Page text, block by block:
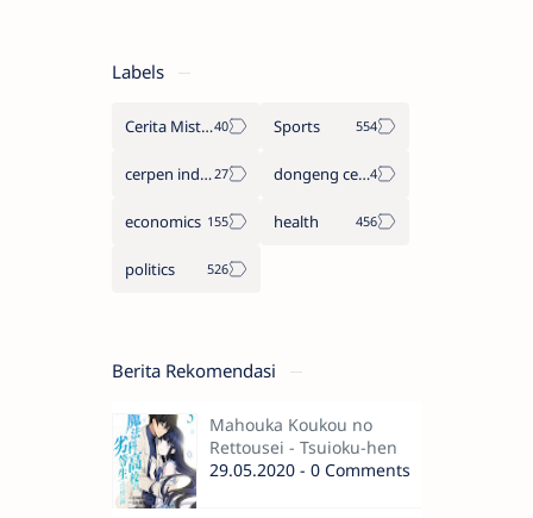
Labels
Cerita Misteri Sports
cerpen indonesia dongeng cerita legenda
economics health
politics
Berita Rekomendasi
Mahouka Koukou no
Rettousei - Tsuioku-hen
29.05.2020 - 0 Comments